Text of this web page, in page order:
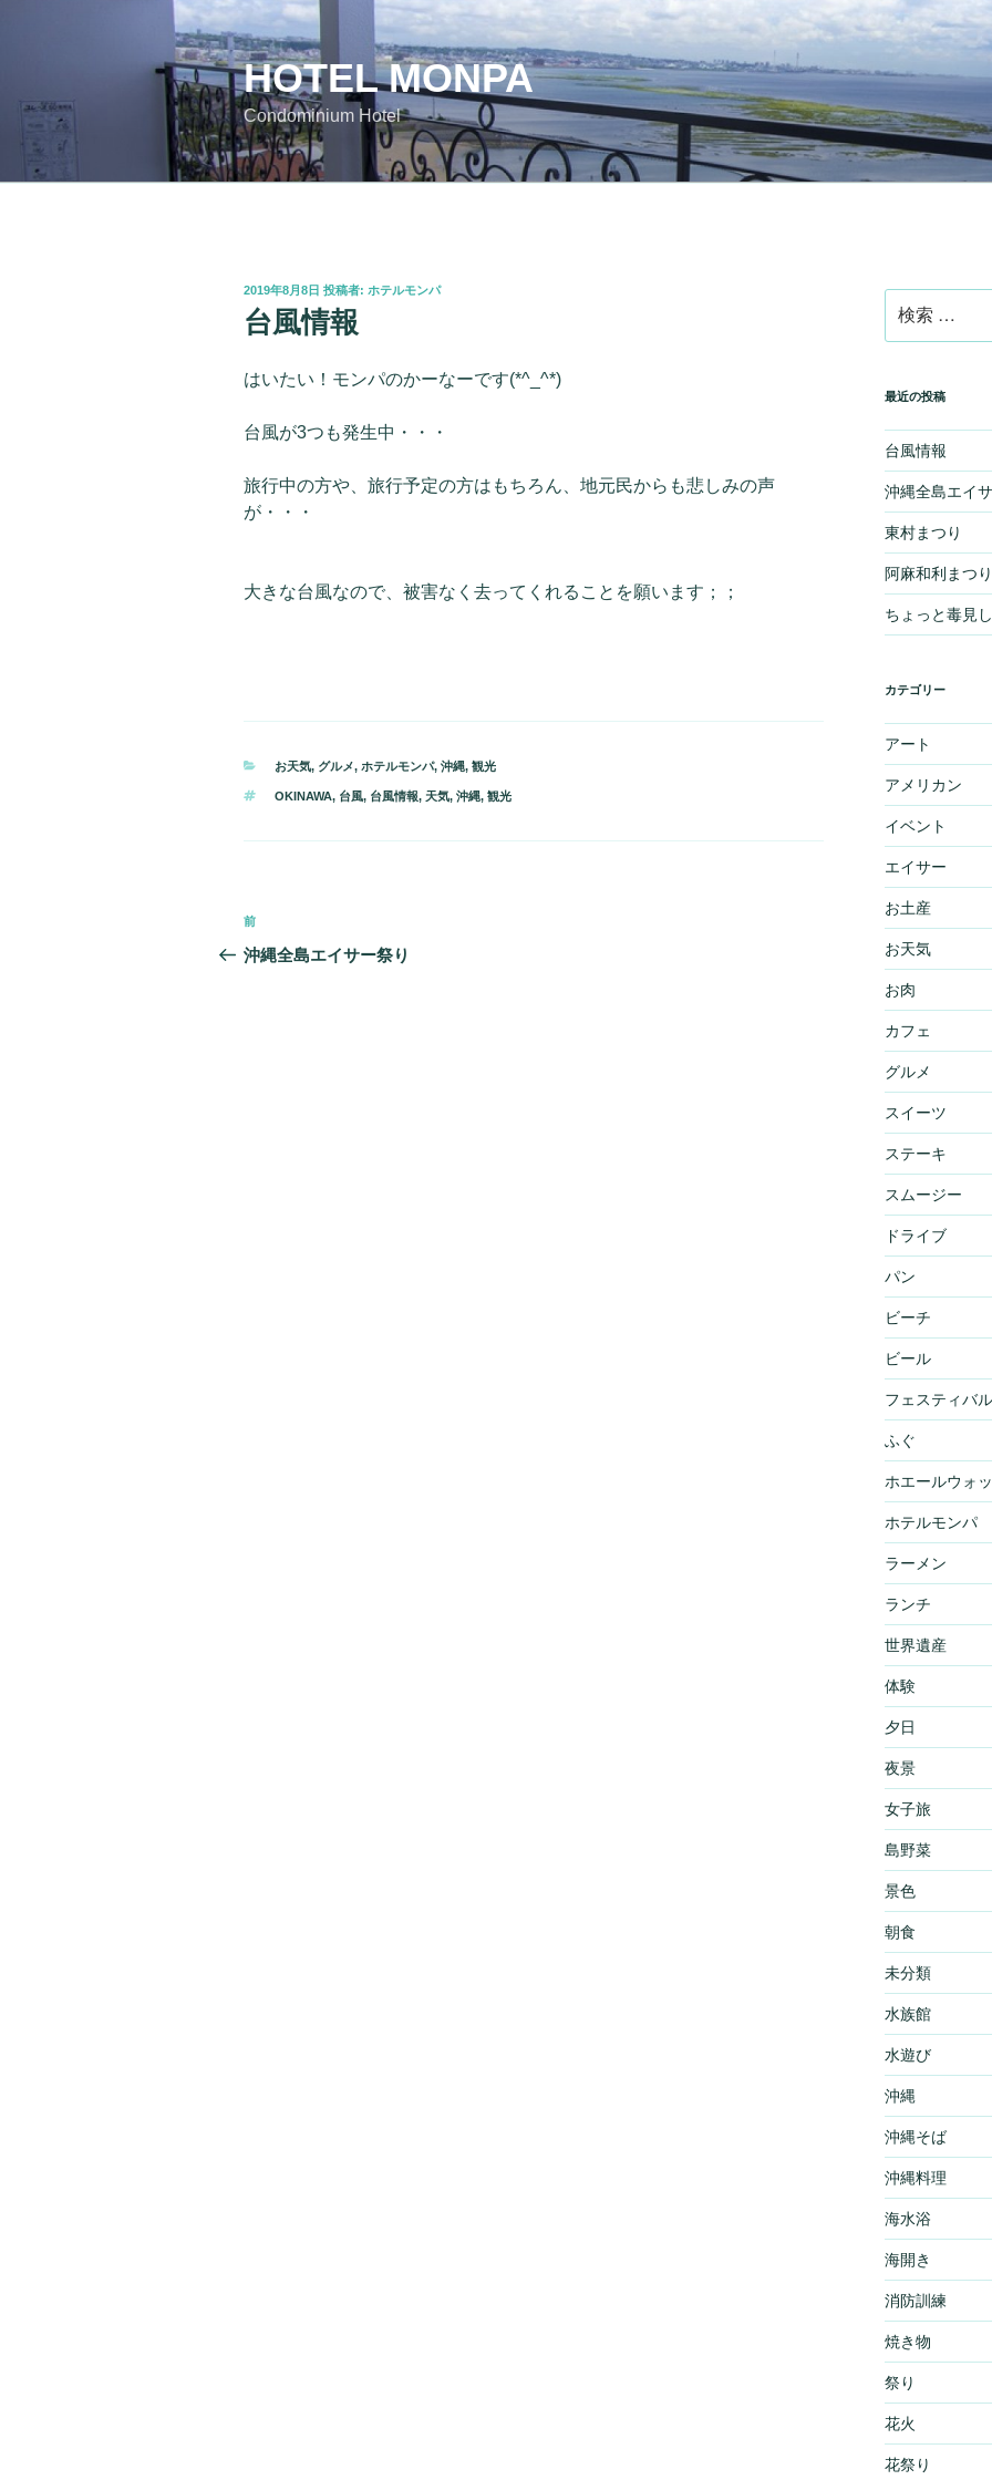
HOTEL MONPA
Condominium Hotel
投
稿
日:
2019年8月8日 投稿者: ホテルモンパ
台風情報
はいたい！モンパのかーなーです(*^_^*)
台風が3つも発生中・・・
旅行中の方や、旅行予定の方はもちろん、地元民からも悲しみの声
が・・・
大きな台風なので、被害なく去ってくれることを願います；；
カ
ゴ
お天気, グルメ, ホテルモンパ, 沖縄, 観光
タ
OKINAWA, 台風, 台風情報, 天気, 沖縄, 観光
投
稿
過
去
前
沖縄全島エイサー祭り
索:
最近の投稿
台風情報
沖縄全島エイ
東村まつり
阿麻和利まつり
ちょっと毒見
カテゴリー
アート
アメリカン
イベント
エイサー
お土産
お天気
お肉
カフェ
グルメ
スイーツ
ステーキ
スムージー
ドライブ
パン
ビーチ
ビール
フェスティバル
ふぐ
ホエールウォ
ホテルモンパ
ラーメン
ランチ
世界遺産
体験
夕日
夜景
女子旅
島野菜
景色
朝食
未分類
水族館
水遊び
沖縄
沖縄そば
沖縄料理
海水浴
海開き
消防訓練
焼き物
祭り
花火
花祭り